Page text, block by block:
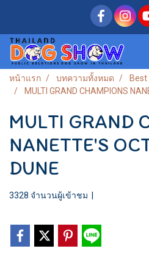
หน้าแรก บทความทั้งหมด
MULTI GRAND CHAMPIONS
MULTI GRAND
NANETTE'S
DUNE
3328 จำนวนผู้เข้าชม